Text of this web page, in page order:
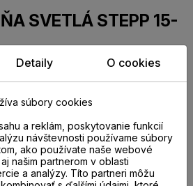
SVETLÁ STEPP 15-
imitujúcich vzhľad a odtiene dreva.
medzery medzi parketou a
sa v balení 2 ks s
rúrok o rozmeroch 15mm,
Detaily O cookies
súbory cookies
a reklám, poskytovanie funkcií
návštevnosti používame súbory
ako používate naše webové
našim partnerom v oblasti
a analýzy. Títo partneri môžu